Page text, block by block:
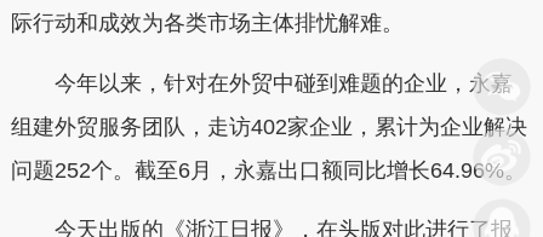
际行动和成效为各类市场主体排忧解难。
今年以来，针对在外贸中碰到难题的企业，永嘉
组建外贸服务团队，走访402家企业，累计为企业解决
问题252个。截至6月，永嘉出口额同比增长64.96%。
今天出版的《浙江日报》，在头版对此进行了报